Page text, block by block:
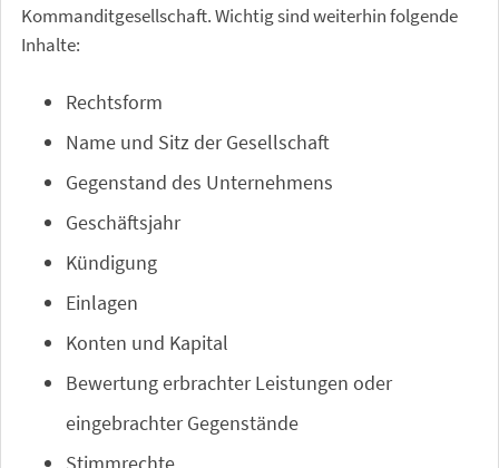
Kommanditgesellschaft. Wichtig sind weiterhin folgende
Inhalte:
Rechtsform
Name und Sitz der Gesellschaft
Gegenstand des Unternehmens
Geschäftsjahr
Kündigung
Einlagen
Konten und Kapital
Bewertung erbrachter Leistungen oder
eingebrachter Gegenstände